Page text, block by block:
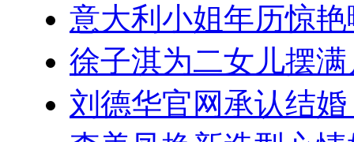
意大利小姐年历惊
徐子淇为二女儿摆
刘德华官网承认结